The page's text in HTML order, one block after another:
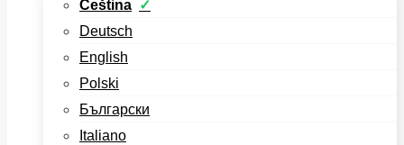
Čeština
Deutsch
English
Polski
Български
Italiano